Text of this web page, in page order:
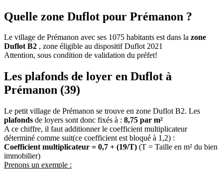
Quelle zone Duflot pour Prémanon ?
Le village de Prémanon avec ses 1075 habitants est dans la zone
Duflot B2 , zone éligible au dispositif Duflot 2021
Attention, sous condition de validation du préfet!
Les plafonds de loyer en Duflot à
Prémanon (39)
Le petit village de Prémanon se trouve en zone Duflot B2. Les
plafonds de loyers sont donc fixés à : 8,75 par m²
A ce chiffre, il faut additionner le coefficient multiplicateur
déterminé comme suit(ce coefficient est bloqué à 1,2) :
Coefficient multiplicateur = 0,7 + (19/T) (T = Taille en m² du bien
immobilier)
Prenons un exemple :